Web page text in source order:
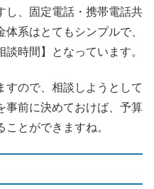
し、固定電話・携帯電話共
系はとてもシンプルで、
談時間】となっています。
すので、相談しようとして
事前に決めておけば、予算
とができますね。